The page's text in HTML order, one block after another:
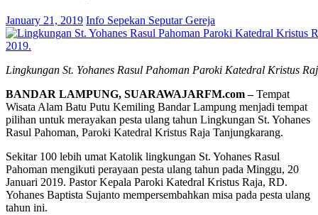
January 21, 2019 Info Sepekan Seputar Gereja
Lingkungan St. Yohanes Rasul Pahoman Paroki Katedral Kristus
BANDAR LAMPUNG, SUARAWAJARFM.com –Tempat
Wisata Alam Batu Putu Kemiling Bandar Lampung menjadi tempat
pilihan untuk merayakan pesta ulang tahun Lingkungan St. Yohanes
Rasul Pahoman, Paroki Katedral Kristus Raja Tanjungkarang.
Sekitar 100 lebih umat Katolik lingkungan St. Yohanes Rasul
Pahoman mengikuti perayaan pesta ulang tahun pada Minggu, 20
Januari 2019. Pastor Kepala Paroki Katedral Kristus Raja, RD.
Yohanes Baptista Sujanto mempersembahkan misa pada pesta ulang
tahun ini.